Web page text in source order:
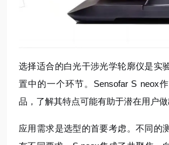
选择适合的白光干涉光学轮廓仪是实
置中的一个环节。Sensofar S neox
品，了解其特点可能有助于潜在用户做
应用需求是选型的首要考虑。不同的